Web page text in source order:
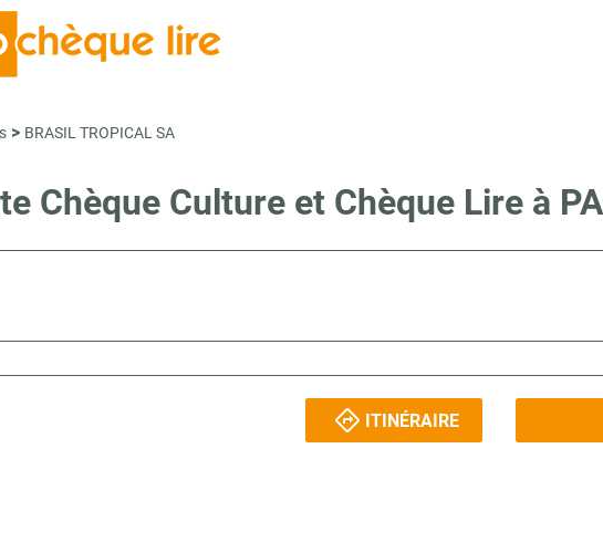
> BRASIL TROPICAL SA
Chèque Culture et Chèque Lire à
ITINÉRAIRE